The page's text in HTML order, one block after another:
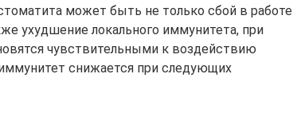
может быть не только сбой в работе
ухудшение локального иммунитета, при
чувствительными к воздействию
снижается при следующих